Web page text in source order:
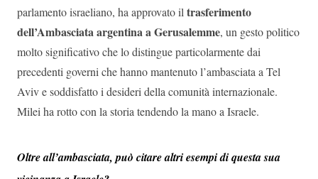
parlamento israeliano, ha approvato il trasferimento
dell’Ambasciata argentina a Gerusalemme, un gesto politico
molto significativo che lo distingue particolarmente dai
precedenti governi che hanno mantenuto l’ambasciata a Tel
Aviv e soddisfatto i desideri della comunità internazionale.
Milei ha rotto con la storia tendendo la mano a Israele.
Oltre all’ambasciata, può citare altri esempi di questa sua